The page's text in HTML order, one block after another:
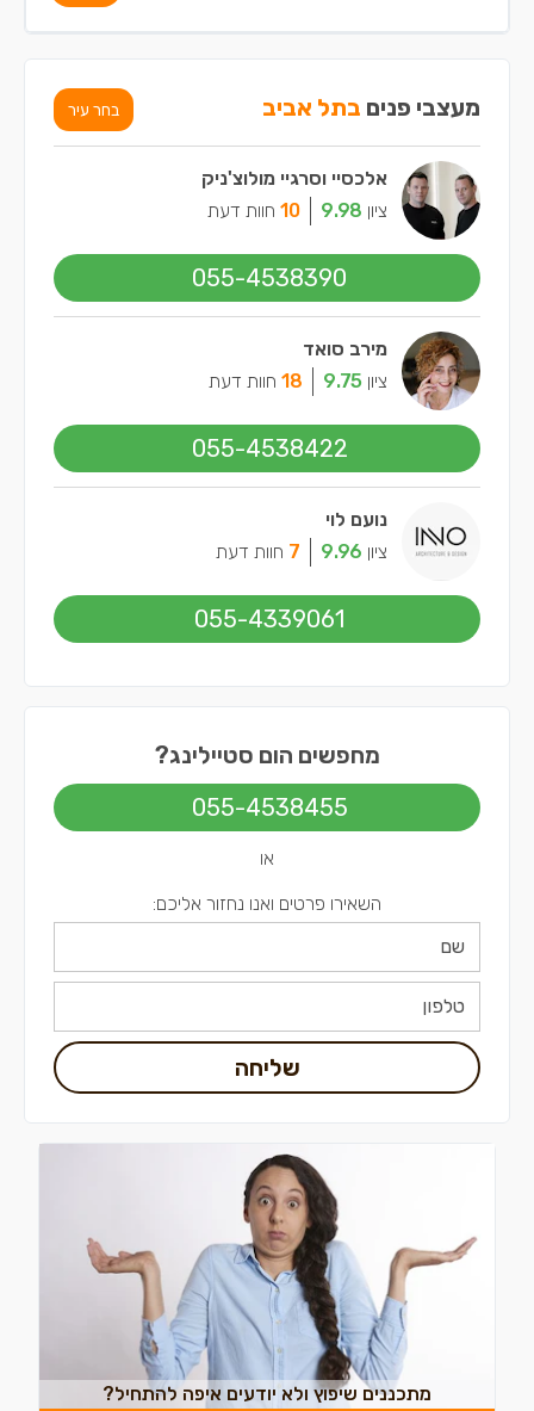
מעצבי פנים בתל אביב בחר עיר
אלכסיי וסרגיי מולוצ'ניק
ציון 9.98
10 חוות דעת
055-4538390
מירב סואד
ציון 9.75
18 חוות דעת
055-4538422
נועם לוי
ציון 9.96
7 חוות דעת
055-4339061
מחפשים הום סטיילינג?
055-4538455
או
השאירו פרטים ואנו נחזור אליכם:
שליחה
מתכננים שיפוץ ולא יודעים איפה להתחיל?